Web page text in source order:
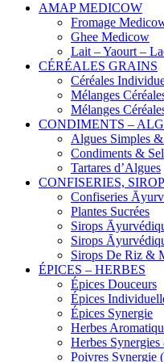
AMAP MEDICOW
Fromage
Ghee Medicow
Lait – Yaourt –
CÉRÉALES GRAINS
Céréales
Mélanges
Mélanges
CONDIMENTS –
Algues Simples
Condiments &
Tartares d’Algues
CONFISERIES,
Confiseries
Plantes Sucrées
Sirops
Sirops
Sirops De Riz &
ÉPICES – HERBES
Épices Douceurs
Épices
Épices Synergie
Herbes
Herbes
Poivres Synergie